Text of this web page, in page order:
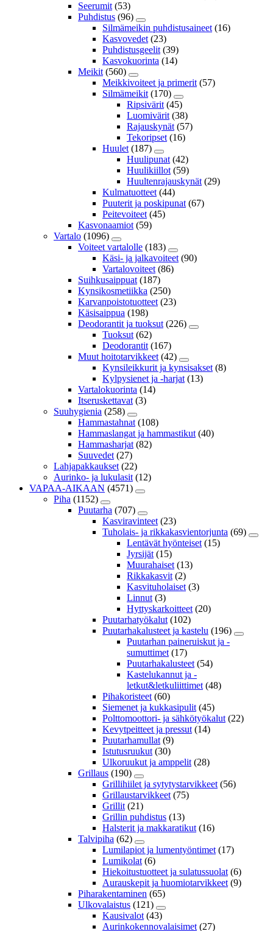
Seerumit (53)
Puhdistus (96)
Silmämeikin puhdistusaineet (16)
Kasvovedet (23)
Puhdistusgeelit (39)
Kasvokuorinta (14)
Meikit (560)
Meikkivoiteet ja primerit (57)
Silmämeikit (170)
Ripsivärit (45)
Luomivärit (38)
Rajauskynät (57)
Tekoripset (16)
Huulet (187)
Huulipunat (42)
Huulikiillot (59)
Huultenrajauskynät (29)
Kulmatuotteet (44)
Puuterit ja poskipunat (67)
Peitevoiteet (45)
Kasvonaamiot (59)
Vartalo (1096)
Voiteet vartalolle (183)
Käsi- ja jalkavoiteet (90)
Vartalovoiteet (86)
Suihkusaippuat (187)
Kynsikosmetiikka (250)
Karvanpoistotuotteet (23)
Käsisaippua (198)
Deodorantit ja tuoksut (226)
Tuoksut (62)
Deodorantit (167)
Muut hoitotarvikkeet (42)
Kynsileikkurit ja kynsisakset (8)
Kylpysienet ja -harjat (13)
Vartalokuorinta (14)
Itseruskettavat (3)
Suuhygienia (258)
Hammastahnat (108)
Hammaslangat ja hammastikut (40)
Hammasharjat (82)
Suuvedet (27)
Lahjapakkaukset (22)
Aurinko- ja lukulasit (12)
VAPAA-AIKAAN (4571)
Piha (1152)
Puutarha (707)
Kasviravinteet (23)
Tuholais- ja rikkakasvientorjunta (69)
Lentävät hyönteiset (15)
Jyrsijät (15)
Muurahaiset (13)
Rikkakasvit (2)
Kasvituholaiset (3)
Linnut (3)
Hyttyskarkoitteet (20)
Puutarhatyökalut (102)
Puutarhakalusteet ja kastelu (196)
Puutarhan paineruiskut ja -
sumuttimet (17)
Puutarhakalusteet (54)
Kastelukannut ja -
letkut&letkuliittimet (48)
Pihakoristeet (60)
Siemenet ja kukkasipulit (45)
Polttomoottori- ja sähkötyökalut (22)
Kevytpeitteet ja pressut (14)
Puutarhamullat (9)
Istutusruukut (30)
Ulkoruukut ja amppelit (28)
Grillaus (190)
Grillihiilet ja sytytystarvikkeet (56)
Grillaustarvikkeet (75)
Grillit (21)
Grillin puhdistus (13)
Halsterit ja makkaratikut (16)
Talvipiha (62)
Lumilapiot ja lumentyöntimet (17)
Lumikolat (6)
Hiekoitustuotteet ja sulatussuolat (6)
Aurauskepit ja huomiotarvikkeet (9)
Piharakentaminen (65)
Ulkovalaistus (121)
Kausivalot (43)
Aurinkokennovalaisimet (27)